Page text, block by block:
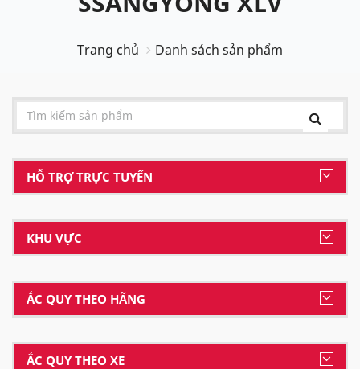
Trang chủ Danh sách sản phẩm
HỖ TRỢ TRỰC TUYẾN
KHU VỰC
ẮC QUY THEO HÃNG
ẮC QUY THEO XE